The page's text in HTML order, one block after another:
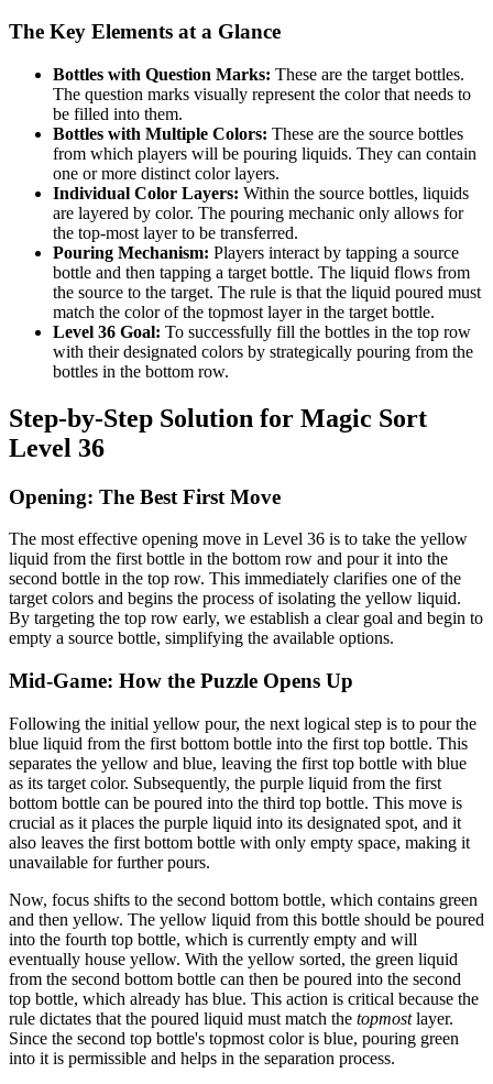
The Key Elements at a Glance
Bottles with Question Marks: These are the target bottles.
The question marks visually represent the color that needs to
be filled into them.
Bottles with Multiple Colors: These are the source bottles
from which players will be pouring liquids. They can contain
one or more distinct color layers.
Individual Color Layers: Within the source bottles, liquids
are layered by color. The pouring mechanic only allows for
the top-most layer to be transferred.
Pouring Mechanism: Players interact by tapping a source
bottle and then tapping a target bottle. The liquid flows from
the source to the target. The rule is that the liquid poured must
match the color of the topmost layer in the target bottle.
Level 36 Goal: To successfully fill the bottles in the top row
with their designated colors by strategically pouring from the
bottles in the bottom row.
Step-by-Step Solution for Magic Sort
Level 36
Opening: The Best First Move
The most effective opening move in Level 36 is to take the yellow
liquid from the first bottle in the bottom row and pour it into the
second bottle in the top row. This immediately clarifies one of the
target colors and begins the process of isolating the yellow liquid.
By targeting the top row early, we establish a clear goal and begin to
empty a source bottle, simplifying the available options.
Mid-Game: How the Puzzle Opens Up
Following the initial yellow pour, the next logical step is to pour the
blue liquid from the first bottom bottle into the first top bottle. This
separates the yellow and blue, leaving the first top bottle with blue
as its target color. Subsequently, the purple liquid from the first
bottom bottle can be poured into the third top bottle. This move is
crucial as it places the purple liquid into its designated spot, and it
also leaves the first bottom bottle with only empty space, making it
unavailable for further pours.
Now, focus shifts to the second bottom bottle, which contains green
and then yellow. The yellow liquid from this bottle should be poured
into the fourth top bottle, which is currently empty and will
eventually house yellow. With the yellow sorted, the green liquid
from the second bottom bottle can then be poured into the second
top bottle, which already has blue. This action is critical because the
rule dictates that the poured liquid must match the topmostlayer.
Since the second top bottle's topmost color is blue, pouring green
into it is permissible and helps in the separation process.